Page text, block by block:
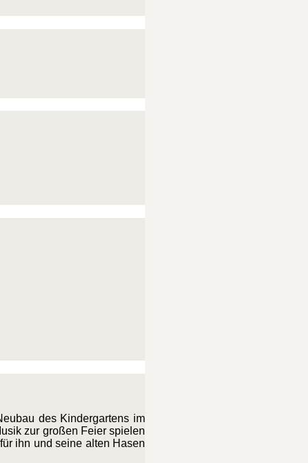
des Kindergartens im
zur großen Feier spielen
ihn und seine alten Hasen